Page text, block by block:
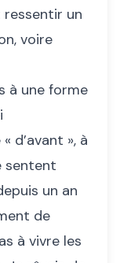
ressentir un
voire
à une forme
d’avant », à
sentent
un an
de
à vivre les